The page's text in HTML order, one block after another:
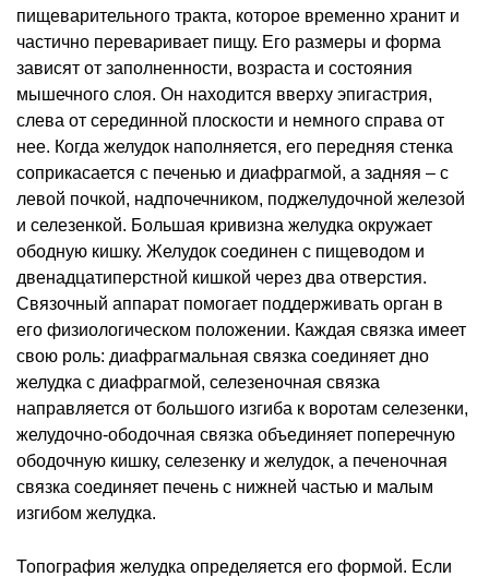
пищеварительного тракта, которое временно хранит и
частично переваривает пищу. Его размеры и форма
зависят от заполненности, возраста и состояния
мышечного слоя. Он находится вверху эпигастрия,
слева от серединной плоскости и немного справа от
нее. Когда желудок наполняется, его передняя стенка
соприкасается с печенью и диафрагмой, а задняя – с
левой почкой, надпочечником, поджелудочной железой
и селезенкой. Большая кривизна желудка окружает
ободную кишку. Желудок соединен с пищеводом и
двенадцатиперстной кишкой через два отверстия.
Связочный аппарат помогает поддерживать орган в
его физиологическом положении. Каждая связка имеет
свою роль: диафрагмальная связка соединяет дно
желудка с диафрагмой, селезеночная связка
направляется от большого изгиба к воротам селезенки,
желудочно-ободочная связка объединяет поперечную
ободочную кишку, селезенку и желудок, а печеночная
связка соединяет печень с нижней частью и малым
изгибом желудка.
Топография желудка определяется его формой. Если